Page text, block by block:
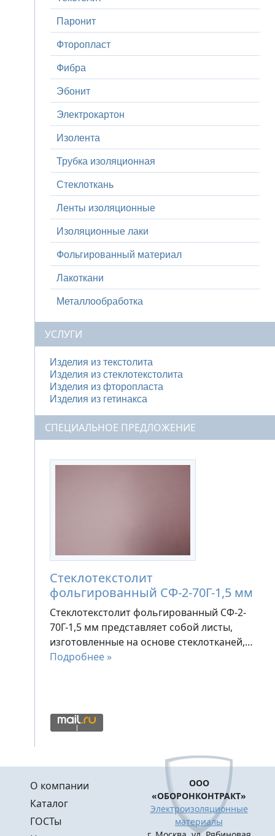
Паронит
Фторопласт
Фибра
Эбонит
Электрокартон
Изолента
Трубка изоляционная
Стеклоткань
Ленты изоляционные
Изоляционные лаки
Фольгированный материал
Лакоткани
Металлообработка
УСЛУГИ
Изделия из текстолита
Изделия из стеклотекстолита
Изделия из фторопласта
Изделия из гетинакса
СПЕЦИАЛЬНОЕ ПРЕДЛОЖЕНИЕ
Стеклотекстолит
фольгированный СФ-2-70Г-1,5 мм
Стеклотекстолит фольгированный СФ-2-
70Г-1,5 мм представляет собой листы,
изготовленные на основе стеклотканей,…
Подробнее »
Меню в подвале
О компании
Каталог
ГОСТы
ООО
«ОБОРОНКОНТРАКТ»
Электроизоляционные
материалы